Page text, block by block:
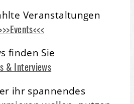
Veranstaltungen
finden Sie
& Interviews
ihr spannendes